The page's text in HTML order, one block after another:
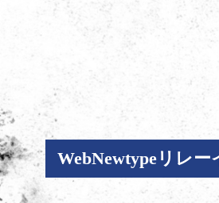
WebNewtypeリレ